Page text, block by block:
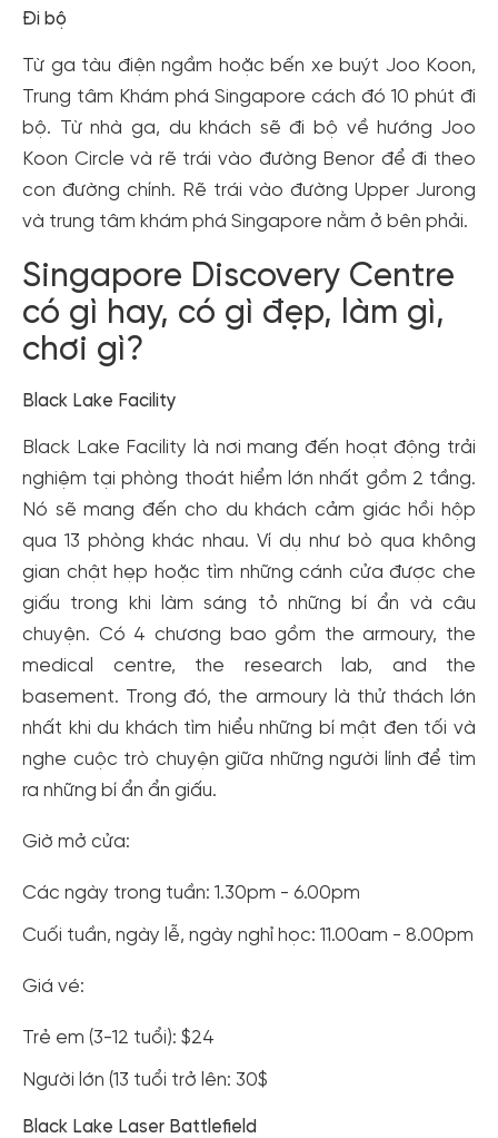
Đi bộ
Từ ga tàu điện ngầm hoặc bến xe buýt Joo Koon,
Trung tâm Khám phá Singapore cách đó 10 phút đi
bộ. Từ nhà ga, du khách sẽ đi bộ về hướng Joo
Koon Circle và rẽ trái vào đường Benor để đi theo
con đường chính. Rẽ trái vào đường Upper Jurong
và trung tâm khám phá Singapore nằm ở bên phải.
Singapore Discovery Centre
có gì hay, có gì đẹp, làm gì,
chơi gì?
Black Lake Facility
Black Lake Facility là nơi mang đến hoạt động trải
nghiệm tại phòng thoát hiểm lớn nhất gồm 2 tầng.
Nó sẽ mang đến cho du khách cảm giác hồi hộp
qua 13 phòng khác nhau. Ví dụ như bò qua không
gian chật hẹp hoặc tìm những cánh cửa được che
giấu trong khi làm sáng tỏ những bí ẩn và câu
chuyện. Có 4 chương bao gồm the armoury, the
medical centre, the research lab, and the
basement. Trong đó, the armoury là thử thách lớn
nhất khi du khách tìm hiểu những bí mật đen tối và
nghe cuộc trò chuyện giữa những người lính để tìm
ra những bí ẩn ẩn giấu.
Giờ mở cửa:
Các ngày trong tuần: 1.30pm - 6.00pm
Cuối tuần, ngày lễ, ngày nghỉ học: 11.00am - 8.00pm
Giá vé:
Trẻ em (3-12 tuổi): $24
Người lớn (13 tuổi trở lên: 30$
Black Lake Laser Battlefield